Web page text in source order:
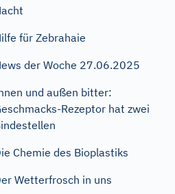
für Zebrahaie
der Woche 27.06.2025
und außen bitter:
Rezeptor hat zwei
Chemie des Bioplastiks
Wetterfrosch in uns